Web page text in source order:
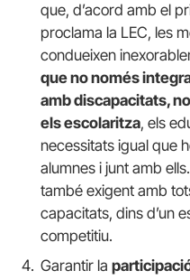
que, d’acord amb el
proclama la LEC, les
condueixen
que no només
amb discapacitats,
els escolaritza, els
necessitats igual que
alumnes i junt amb
també exigent amb
capacitats, dins d’un
competitiu.
Garantir la